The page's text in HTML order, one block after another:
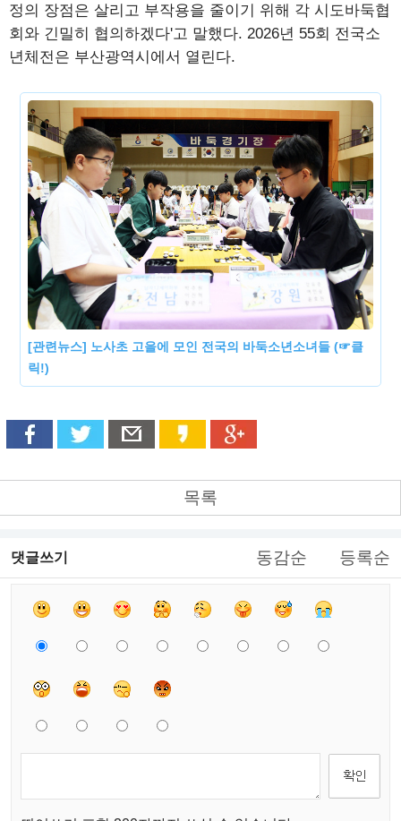
정의 장점은 살리고 부작용을 줄이기 위해 각 시도바둑협
회와 긴밀히 협의하겠다'고 말했다. 2026년 55회 전국소
년체전은 부산광역시에서 열린다.
[관련뉴스] 노사초 고을에 모인 전국의 바둑소년소녀들 (☞클
릭!)
목록
댓글쓰기 동감순 등록순